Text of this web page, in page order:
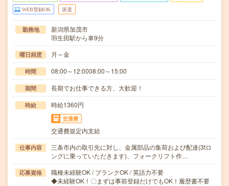
WEB登録OK 派遣
勤務地
新潟県加茂市
羽生田駅から車9分
曜日頻度 月～金
時間 08:00～12:0008:00～15:00
期間 長期でお仕事できる方、大歓迎！
時給 時給1360円
交通費
交通費規定内支給
仕事内容
三条市内の取引先に対し、金属部品の集荷および配達(3tロ
ングに乗っていただきます)、フォークリフト作…
応募資格
職種未経験OK / ブランクOK / 英語力不要
◆未経験OK！〇まずは事前登録だけでもOK！履歴書不要